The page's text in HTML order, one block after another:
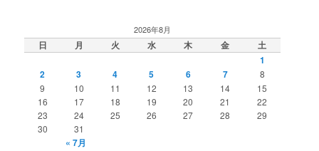
2026年8月
日 月 火 水 木 金
土
1
2
3 4 5 6 7
8
9
10 11 12 13 14
15
16
17 18 19 20 21
22
23
24 25 26 27 28
29
30
31
« 7月